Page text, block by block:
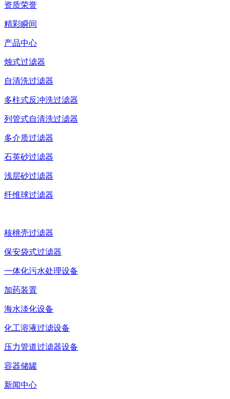
资质荣誉
精彩瞬间
产品中心
烛式过滤器
自清洗过滤器
多柱式反冲洗过滤器
列管式自清洗过滤器
多介质过滤器
石英砂过滤器
浅层砂过滤器
纤维球过滤器
核桃壳过滤器
保安袋式过滤器
一体化污水处理设备
加药装置
海水淡化设备
化工溶液过滤设备
压力管道过滤器设备
容器储罐
新闻中心